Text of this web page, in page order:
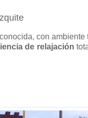
con ambiente
de relajación